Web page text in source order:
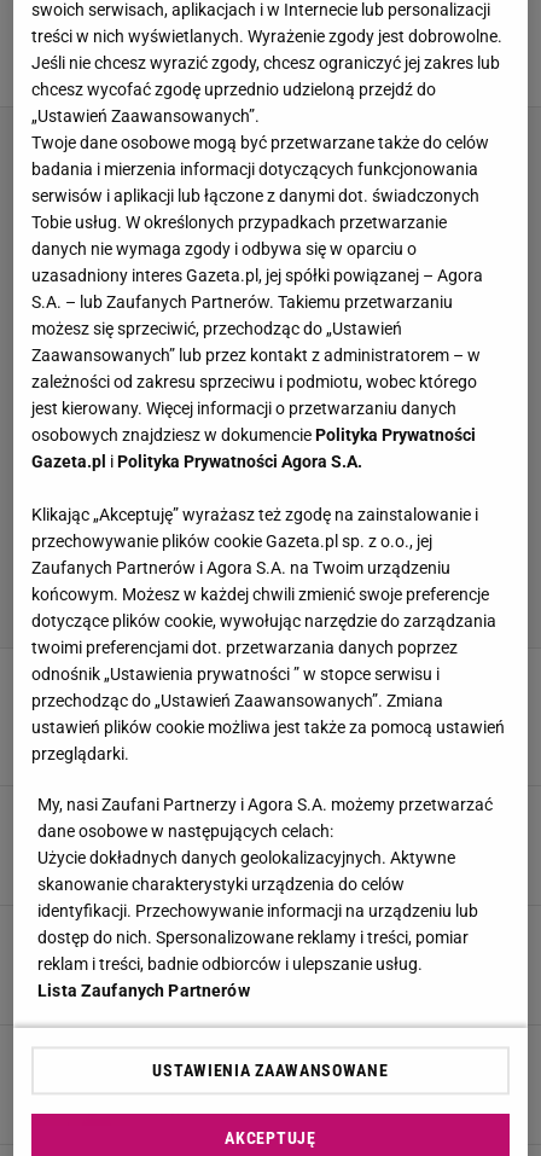
Rodowicz zaliczyła wpadkę, teraz przeprasza
Świątek i Chwalińską. "Biję się w pierś"
Weronika Zając,23 CZERWCA 2026, 05:00
Maja Chwalińska relaksuje się przy
krzyżówkach. Prywatne kadry z wakacji robią
furorę
Po słowach Chwalińskiej Doda nie wytrzymała.
Zareagowała natychmiast
Dawid Rodak, 11 CZERWCA 2026, 13:02
Maja Chwalińska dostawała groźby śmierci.
"Zaczęło się, odkąd miałam 17 lat"
Dominika Kowalska,
Poruszające słowa Chwalińskiej w "Faktach po
Faktach". "Poddałam się dużo razy..."
Dawid Rodak,8 CZERWCA 2026, 20:46
swoich serwisach, aplikacjach i w Internecie lub personalizacji
treści w nich wyświetlanych. Wyrażenie zgody jest dobrowolne.
Jeśli nie chcesz wyrazić zgody, chcesz ograniczyć jej zakres lub
chcesz wycofać zgodę uprzednio udzieloną przejdź do
„Ustawień Zaawansowanych”.
Twoje dane osobowe mogą być przetwarzane także do celów
badania i mierzenia informacji dotyczących funkcjonowania
serwisów i aplikacji lub łączone z danymi dot. świadczonych
Tobie usług. W określonych przypadkach przetwarzanie
danych nie wymaga zgody i odbywa się w oparciu o
uzasadniony interes Gazeta.pl, jej spółki powiązanej – Agora
S.A. – lub Zaufanych Partnerów. Takiemu przetwarzaniu
możesz się sprzeciwić, przechodząc do „Ustawień
Zaawansowanych” lub przez kontakt z administratorem – w
zależności od zakresu sprzeciwu i podmiotu, wobec którego
jest kierowany. Więcej informacji o przetwarzaniu danych
osobowych znajdziesz w dokumencie Polityka Prywatności
Gazeta.pl i Polityka Prywatności Agora S.A.
Klikając „Akceptuję” wyrażasz też zgodę na zainstalowanie i
przechowywanie plików cookie Gazeta.pl sp. z o.o., jej
Zaufanych Partnerów i Agora S.A. na Twoim urządzeniu
końcowym. Możesz w każdej chwili zmienić swoje preferencje
dotyczące plików cookie, wywołując narzędzie do zarządzania
twoimi preferencjami dot. przetwarzania danych poprzez
odnośnik „Ustawienia prywatności ” w stopce serwisu i
przechodząc do „Ustawień Zaawansowanych”. Zmiana
ustawień plików cookie możliwa jest także za pomocą ustawień
przeglądarki.
My, nasi Zaufani Partnerzy i Agora S.A. możemy przetwarzać
dane osobowe w następujących celach:
Użycie dokładnych danych geolokalizacyjnych. Aktywne
skanowanie charakterystyki urządzenia do celów
identyfikacji. Przechowywanie informacji na urządzeniu lub
dostęp do nich. Spersonalizowane reklamy i treści, pomiar
reklam i treści, badnie odbiorców i ulepszanie usług.
Lista Zaufanych Partnerów
USTAWIENIA ZAAWANSOWANE
AKCEPTUJĘ